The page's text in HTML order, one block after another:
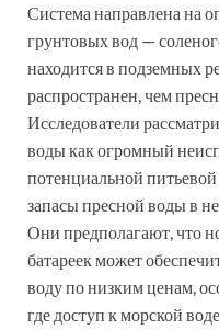
Система направлена на
грунтовых вод —
находится в подземных
распространен, чем
Исследователи
воды как огромный
потенциальной питьевой
запасы пресной воды в
Они предполагают, что
батареек может
воду по низким ценам,
где доступ к морской